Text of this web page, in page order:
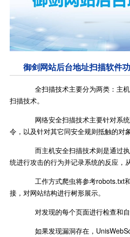
御剑网站后台地址扫描软件
全扫描技术主要分为两类：主
扫描技术。
网络安全扫描技术主要针对系统
令，以及针对其它同安全规则抵触的对
而主机安全扫描技术则是通过
统进行攻击的行为并记录系统的反应，
工作方式爬虫将参考robots.txt
接，对网站结构进行树形展示。
对发现的每个页面进行检查和自
如果发现漏洞存在，